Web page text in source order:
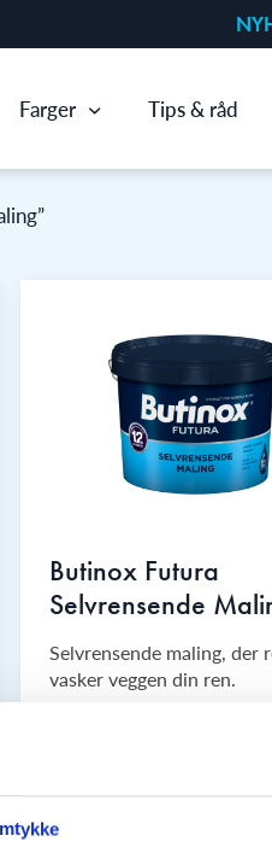
Farger Tips & råd
Butinox Futura
Selvrensende
Selvrensende maling, der
vasker veggen din ren.
Smart Flow Technology